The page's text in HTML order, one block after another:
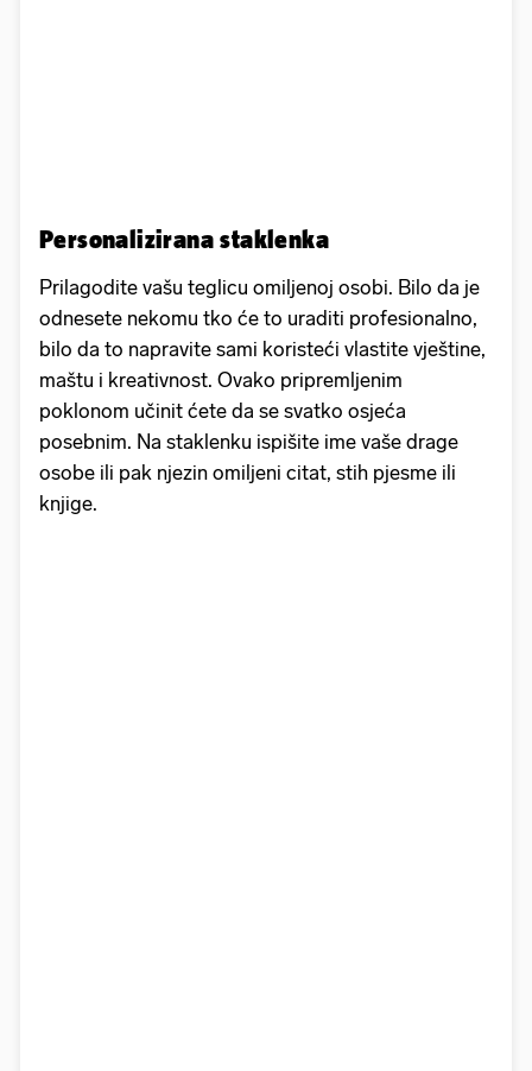
Personalizirana staklenka
Prilagodite vašu teglicu omiljenoj osobi. Bilo da je
odnesete nekomu tko će to uraditi profesionalno,
bilo da to napravite sami koristeći vlastite vještine,
maštu i kreativnost. Ovako pripremljenim
poklonom učinit ćete da se svatko osjeća
posebnim. Na staklenku ispišite ime vaše drage
osobe ili pak njezin omiljeni citat, stih pjesme ili
knjige.